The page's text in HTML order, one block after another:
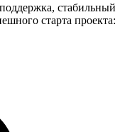
стабильный
старта проекта: